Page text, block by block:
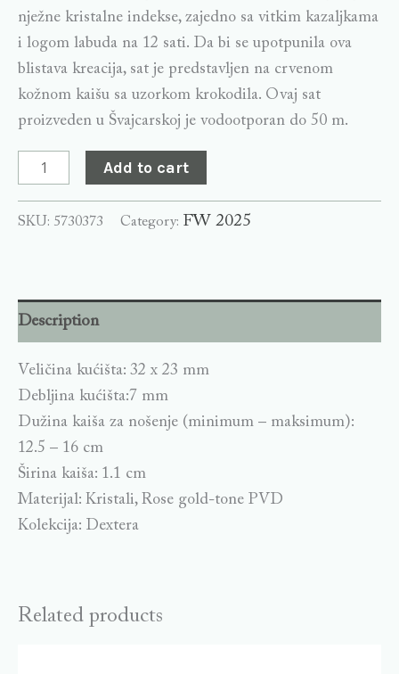
nježne kristalne indekse, zajedno sa vitkim kazaljkama
i logom labuda na 12 sati. Da bi se upotpunila ova
blistava kreacija, sat je predstavljen na crvenom
kožnom kaišu sa uzorkom krokodila. Ovaj sat
proizveden u Švajcarskoj je vodootporan do 50 m.
Add to cart
SKU: 5730373 Category: FW 2025
Description
Veličina kućišta: 32 x 23 mm
Debljina kućišta:7 mm
Dužina kaiša za nošenje (minimum – maksimum):
12.5 – 16 cm
Širina kaiša: 1.1 cm
Materijal: Kristali, Rose gold-tone PVD
Kolekcija: Dextera
Related products